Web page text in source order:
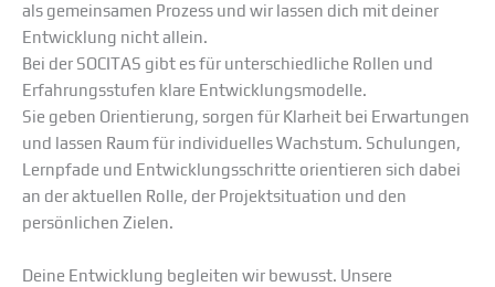
als gemeinsamen Prozess und wir lassen dich mit deiner
Entwicklung nicht allein.
Bei der SOCITAS gibt es für unterschiedliche Rollen und
Erfahrungsstufen klare Entwicklungsmodelle.
Sie geben Orientierung, sorgen für Klarheit bei Erwartungen
und lassen Raum für individuelles Wachstum. Schulungen,
Lernpfade und Entwicklungsschritte orientieren sich dabei
an der aktuellen Rolle, der Projektsituation und den
persönlichen Zielen.
Deine Entwicklung begleiten wir bewusst. Unsere